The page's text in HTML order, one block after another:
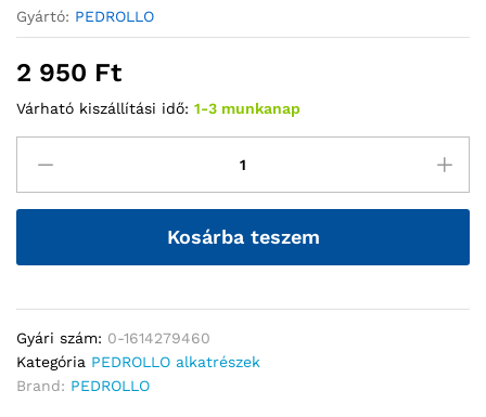
Gyártó: PEDROLLO
2 950 Ft
Várható kiszállítási idő: 1-3 munkanap
Kosárba teszem
Gyári szám: 0-1614279460
Kategória PEDROLLO alkatrészek
Brand: PEDROLLO